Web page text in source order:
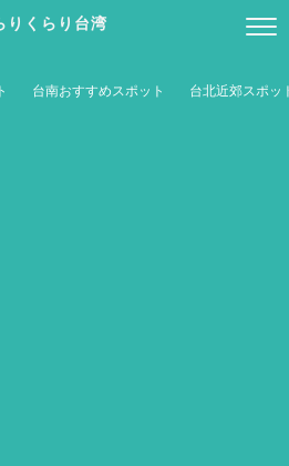
りくらり台湾
台南おすすめスポット 台北近郊スポッ